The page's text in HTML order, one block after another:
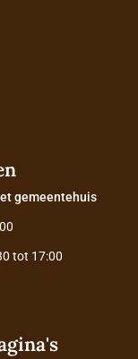
gemeentehuis
tot 17:00